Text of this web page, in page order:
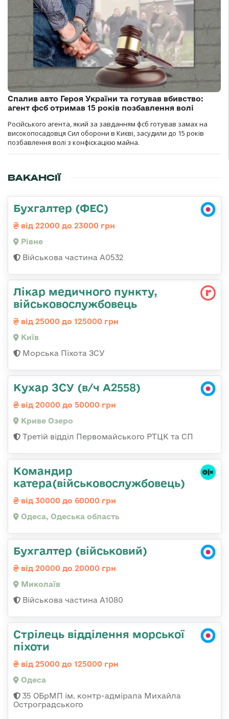
Спалив авто Героя України та готував вбивство:
агент фсб отримав 15 років позбавлення волі
Російського агента, який за завданням фсб готував замах на
високопосадовця Сил оборони в Києві, засудили до 15 років
позбавлення волі з конфіскацією майна.
ВАКАНСІЇ
Бухгалтер (ФЕС)
від 22000 до 23000 грн
Рівне
Військова частина А0532
Лікар медичного пункту,
військовослужбовець
від 25000 до 125000 грн
Київ
Морська Піхота ЗСУ
Кухар ЗСУ (в/ч А2558)
від 20000 до 50000 грн
Криве Озеро
Третій відділ Первомайського РТЦК та СП
Командир
катера(військовослужбовець)
від 30000 до 60000 грн
Одеса, Одеська область
Бухгалтер (військовий)
від 20000 до 20000 грн
Миколаїв
Військова частина А1080
Стрілець відділення морської
піхоти
від 25000 до 125000 грн
Одеса
35 ОБрМП ім. контр-адмірала Михайла
Остроградського